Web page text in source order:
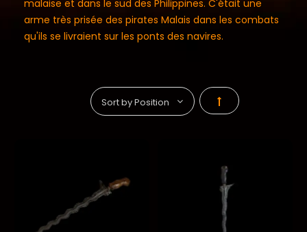
malaise et dans le sud des Philippines. C'était une
arme très prisée des pirates Malais dans les combats
qu'ils se livraient sur les ponts des navires.
Par